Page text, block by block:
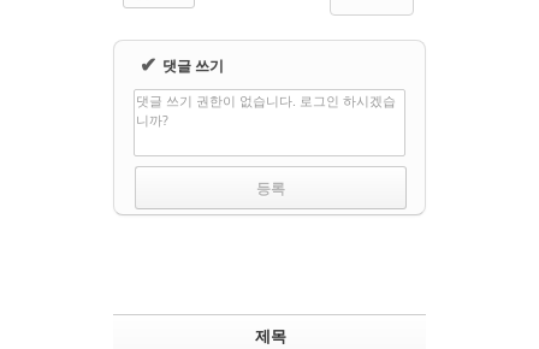
✔ 댓글 쓰기
댓글 쓰기 권한이 없습니다. 로그인 하시겠습
니까?
제목